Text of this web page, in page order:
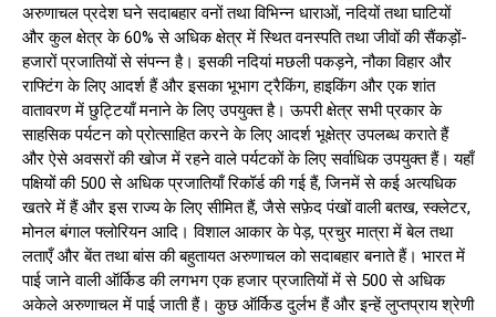
अरुणाचल प्रदेश घने सदाबहार वनों तथा विभिन्न धाराओं, नदियों तथा घाटियों
और कुल क्षेत्र के 60% से अधिक क्षेत्र में स्थित वनस्पति तथा जीवों की सैंकड़ों-
हजारों प्रजातियों से संपन्न है। इसकी नदियां मछली पकड़ने, नौका विहार और
राफ्टिंग के लिए आदर्श हैं और इसका भूभाग ट्रैकिंग, हाइकिंग और एक शांत
वातावरण में छुट्टियाँ मनाने के लिए उपयुक्त है। ऊपरी क्षेत्र सभी प्रकार के
साहसिक पर्यटन को प्रोत्साहित करने के लिए आदर्श भूक्षेत्र उपलब्ध कराते हैं
और ऐसे अवसरों की खोज में रहने वाले पर्यटकों के लिए सर्वाधिक उपयुक्त हैं। यहाँ
पक्षियों की 500 से अधिक प्रजातियाँ रिकॉर्ड की गई हैं, जिनमें से कई अत्यधिक
खतरे में हैं और इस राज्य के लिए सीमित हैं, जैसे सफ़ेद पंखों वाली बतख, स्क्लेटर,
मोनल बंगाल फ्लोरियन आदि। विशाल आकार के पेड़, प्रचुर मात्रा में बेल तथा
लताएँ और बेंत तथा बांस की बहुतायत अरुणाचल को सदाबहार बनाते हैं। भारत में
पाई जाने वाली ऑर्किड की लगभग एक हजार प्रजातियों में से 500 से अधिक
अकेले अरुणाचल में पाई जाती हैं। कुछ ऑर्किड दुर्लभ हैं और इन्हें लुप्तप्राय श्रेणी